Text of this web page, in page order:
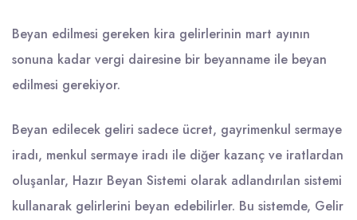
Beyan edilmesi gereken kira gelirlerinin mart ayının
sonuna kadar vergi dairesine bir beyanname ile beyan
edilmesi gerekiyor.
Beyan edilecek geliri sadece ücret, gayrimenkul sermaye
iradı, menkul sermaye iradı ile diğer kazanç ve iratlardan
oluşanlar, Hazır Beyan Sistemi olarak adlandırılan sistemi
kullanarak gelirlerini beyan edebilirler. Bu sistemde, Gelir